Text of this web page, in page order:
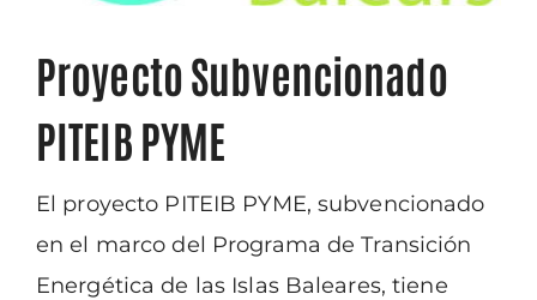
Proyecto Subvencionado
PITEIB PYME
El proyecto PITEIB PYME, subvencionado
en el marco del Programa de Transición
Energética de las Islas Baleares, tiene